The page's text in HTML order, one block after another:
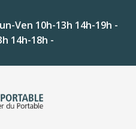
Ven 10h-13h 14h-19h -
14h-18h -